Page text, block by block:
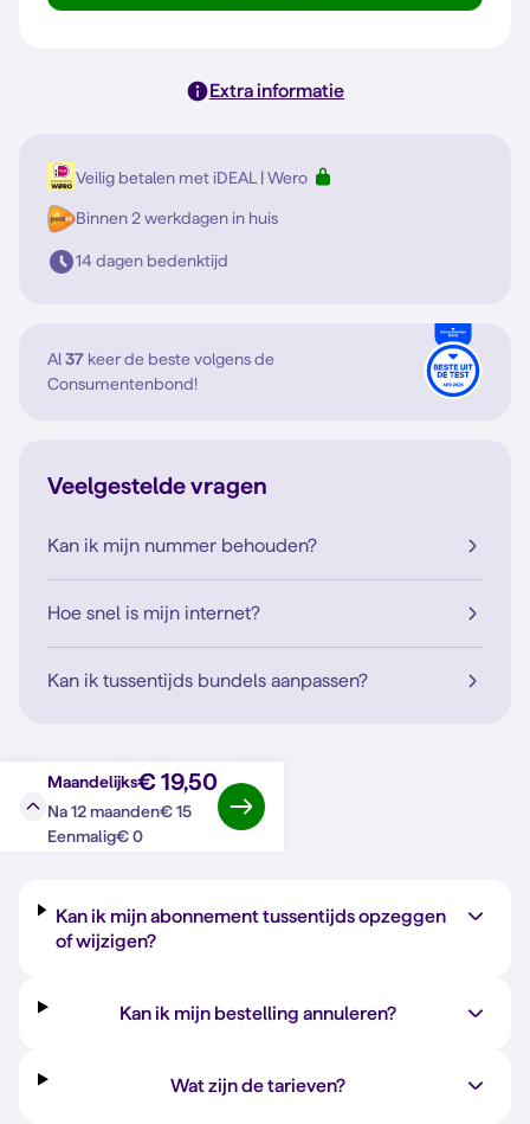
Extra informatie
Veilig betalen met iDEAL | Wero
Binnen 2 werkdagen in huis
14 dagen bedenktijd
Al37 keer de beste volgens de
Consumentenbond!
Veelgestelde vragen
Kan ik mijn nummer behouden?
Hoe snel is mijn internet?
Kan ik tussentijds bundels aanpassen?
Maandelijks€ 19,50
Na 12 maanden€ 15
Eenmalig€ 0
Vraag?Antwoord
Kan ik mijn abonnement tussentijds opzeggen
of wijzigen?
Kan ik mijn bestelling annuleren?
Wat zijn de tarieven?